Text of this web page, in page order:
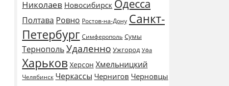
Николаев Новосибирск Одесса
Полтава Ровно Ростов-на-Дону Санкт-
Петербург Симферополь Сумы
ТернопольУдаленно Ужгород Уфа
Харьков Херсон Хмельницкий
Челябинск Черкассы Чернигов Черновцы